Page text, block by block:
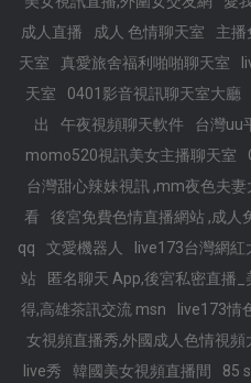
成人直播
成人 色情聊天室 主播
天室
真愛旅舍福利啪啪聊天室
天室
0401影音視訊聊天室大廳
出
午夜視頻聊天軟件 台灣uu
momo520視訊美女主播聊天室
台灣甜心辣妹視訊 ,mm夜色夫妻
看
後宮免費色情直播網站 ,成人
qq
文愛機器人
live173台灣網
站
匿名聊天 App,後宮私密直播_
得,高雄茶訊交流 msn
live173情
女視頻直播秀,外國成人色情視頻
live秀
韓國美女視頻直播間 85